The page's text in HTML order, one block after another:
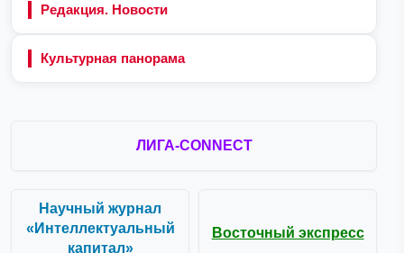
Редакция. Новости
Культурная панорама
ЛИГА-CONNECT
Научный журнал
«Интеллектуальный
капитал»
Восточный экспресс